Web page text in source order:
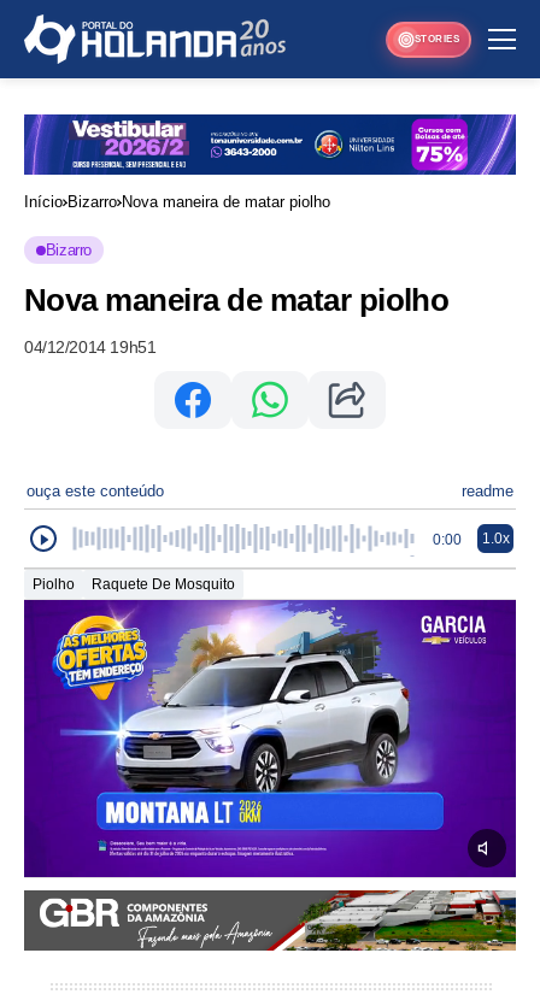
STORIES
Início Bizarro Nova maneira de matar piolho
Bizarro
Nova maneira de matar piolho
04/12/2014 19h51
ouça este conteúdo readme
0:00 1.0x
Piolho Raquete De Mosquito